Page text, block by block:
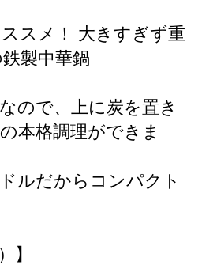
スメ！ 大きすぎず重
製中華鍋
ので、上に炭を置き
本格調理ができま
ルだからコンパクト
】